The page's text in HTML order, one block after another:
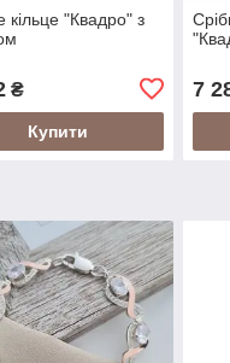
кільце "Квадро" з
₴
Купити
7